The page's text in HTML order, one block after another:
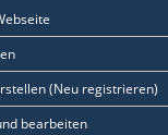
(Neu registrieren)
bearbeiten